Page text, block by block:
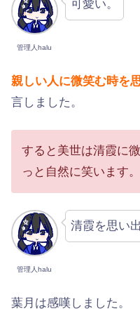
管理人halu
可愛い。
親しい人に微笑む時を
言しました。
すると美世は清霞に
っと自然に笑います。
管理人halu
清霞を思い
葉月は感嘆しました。